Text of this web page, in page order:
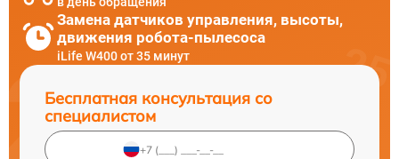
Замена датчиков управления, высоты,
движения робота-пылесоса
iLife W400 от 35 минут
Бесплатная консультация со
специалистом